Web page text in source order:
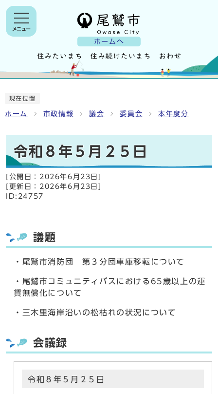
ホームへ
メニュー
現在位置
ホーム 市政情報 議会 委員会 本年度分
令和８年５月２５日
[公開日： 2026年6月23日
[更新日： 2026年6月23日
ID:24757
議題
・尾鷲市消防団 第３分団車庫移転について
・尾鷲市コミュニティバスにおける65歳以上の運
賃無償化について
・三木里海岸沿いの松枯れの状況について
会議録
令和８年５月２５日